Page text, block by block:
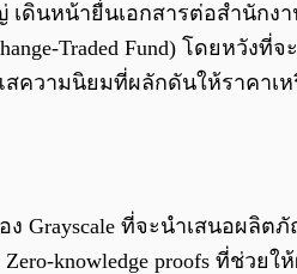
เดินหน้ายื่นเอกสารต่อสำ
Traded Fund) โดยห
ความนิยมที่ผลักดันให้ราคาเ
Grayscale ที่จะนำเสนอผลิ
knowledge proofs ที่ช่ว